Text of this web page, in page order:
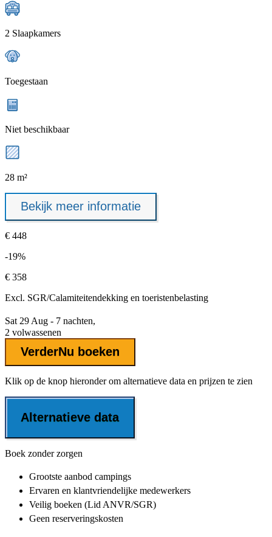
2 Slaapkamers
Toegestaan
Niet beschikbaar
28 m²
Bekijk meer informatie
€ 448
-19%
€ 358
Excl. SGR/Calamiteitendekking en toeristenbelasting
Sat 29 Aug - 7 nachten,
2 volwassenen
VerderNu boeken
Klik op de knop hieronder om alternatieve data en prijzen te zien
Alternatieve data
Boek zonder zorgen
Grootste aanbod campings
Ervaren en klantvriendelijke medewerkers
Veilig boeken (Lid ANVR/SGR)
Geen reserveringskosten